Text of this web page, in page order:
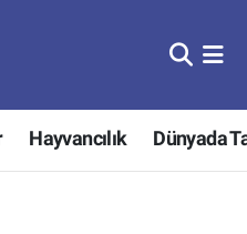
Hayvancılık Dünyada